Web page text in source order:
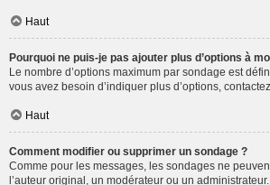
Haut
Pourquoi ne puis-je pas ajouter plus d’options à
Le nombre d’options maximum par sondage est
vous avez besoin d’indiquer plus d’options,
Haut
Comment modifier ou supprimer un sondage ?
Comme pour les messages, les sondages ne
l’auteur original, un modérateur ou un